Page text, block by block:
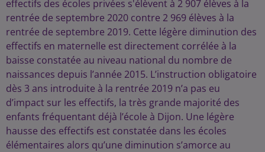
effectifs des écoles privées s'élèvent à 2 907 élèves à la
rentrée de septembre 2020 contre 2 969 élèves à la
rentrée de septembre 2019. Cette légère diminution des
effectifs en maternelle est directement corrélée à la
baisse constatée au niveau national du nombre de
naissances depuis l’année 2015. L’instruction obligatoire
dès 3 ans introduite à la rentrée 2019 n’a pas eu
d’impact sur les effectifs, la très grande majorité des
enfants fréquentant déjà l’école à Dijon. Une légère
hausse des effectifs est constatée dans les écoles
élémentaires alors qu’une diminution s’amorce au